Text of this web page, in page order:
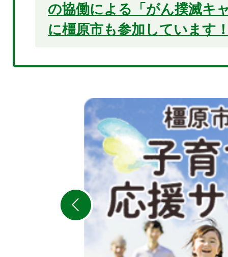
の協働による「がん撲滅キ
に橿原市も参加しています
枚
目
の
ス
ラ